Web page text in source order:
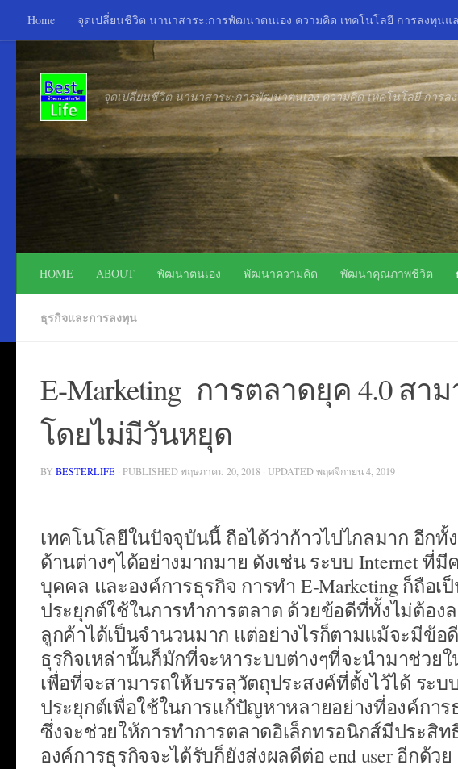
Skip to content
Home จุดเปลี่ยนชีวิต นานาสาระ:การพัฒนาตนเอง ความคิด เทคโนโลยี การลงทุนแ
จุดเปลี่ยนชีวิต นานาสาระ:การพัฒนาตนเอง ความคิด เทคโนโลยี การล
HOME ABOUT พัฒนาตนเอง พัฒนาความคิด พัฒนาคุณภาพชีวิต
ธุรกิจและการลงทุน
E-Marketing การตลาดยุค 4.0 สา
โดยไม่มีวันหยุด
BY BESTERLIFE · PUBLISHEDพฤษภาคม 20, 2018 · UPDATEDพฤศจิกายน 4, 2019
เทคโนโลยีในปัจจุบันนี้ ถือได้ว่าก้าวไปไกลมาก อีก
ด้านต่างๆได้อย่างมากมาย ดังเช่น ระบบ Internet ที่
บุคคล และองค์การธุรกิจ การทำ E-Marketing ก็ถือ
ประยุกต์ใช้ในการทำการตลาด ด้วยข้อดีที่ทั้งไม่ต้อง
ลูกค้าได้เป็นจำนวนมาก แต่อย่างไรก็ตามแม้จะมีข้อ
ธุรกิจเหล่านั้นก็มักที่จะหาระบบต่างๆที่จะนำมาช่ว
เพื่อที่จะสามารถให้บรรลุวัตถุประสงค์ที่ตั้งไว้ได้ ระบ
ประยุกต์เพื่อใช้ในการแก้ปัญหาหลายอย่างที่องค์การ
ซึ่งจะช่วยให้การทำการตลาดอิเล็กทรอนิกส์มีประสิ
องค์การธุรกิจจะได้รับก็ยังส่งผลดีต่อ end user อีกด้วย